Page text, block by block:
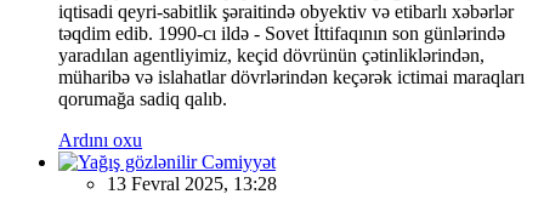
iqtisadi qeyri-sabitlik şəraitində obyektiv və etibarlı xəbərlər
təqdim edib. 1990-cı ildə - Sovet İttifaqının son günlərində
yaradılan agentliyimiz, keçid dövrünün çətinliklərindən,
müharibə və islahatlar dövrlərindən keçərək ictimai maraqları
qorumağa sadiq qalıb.
Ardını oxu
Cəmiyyət
13 Fevral 2025, 13:28